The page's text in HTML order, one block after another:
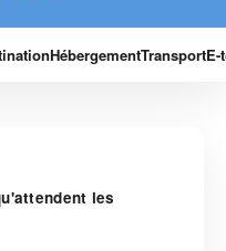
HébergementTransport
les